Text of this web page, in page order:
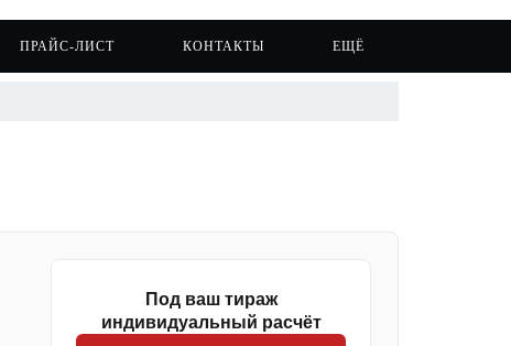
ПРАЙС-ЛИСТ КОНТАКТЫ ЕЩЁ
Под ваш тираж
индивидуальный расчёт